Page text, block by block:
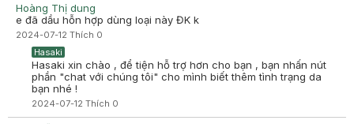
Hoàng Thị dung
e đã dầu hỗn hợp dùng loại này ĐK k
2024-07-12 Thích 0
Hasaki
Hasaki xin chào , để tiện hỗ trợ hơn cho bạn , bạn nhấn nút
phần "chat với chúng tôi" cho mình biết thêm tình trạng da
bạn nhé !
2024-07-12 Thích 0